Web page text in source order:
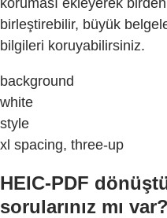
birleştirebilir, büyük
bilgileri koruyabilirsiniz.
background
white
style
xl spacing, three-up
HEIC-PDF
sorularınız mı